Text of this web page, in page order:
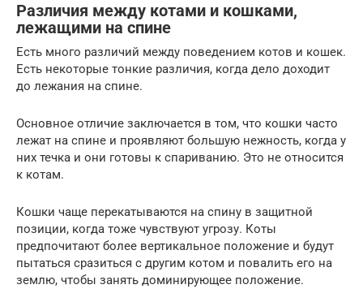
Различия между котами и кошками,
лежащими на спине
Есть много различий между поведением котов и кошек.
Есть некоторые тонкие различия, когда дело доходит
до лежания на спине.
Основное отличие заключается в том, что кошки часто
лежат на спине и проявляют большую нежность, когда у
них течка и они готовы к спариванию. Это не относится
к котам.
Кошки чаще перекатываются на спину в защитной
позиции, когда тоже чувствуют угрозу. Коты
предпочитают более вертикальное положение и будут
пытаться сразиться с другим котом и повалить его на
землю, чтобы занять доминирующее положение.